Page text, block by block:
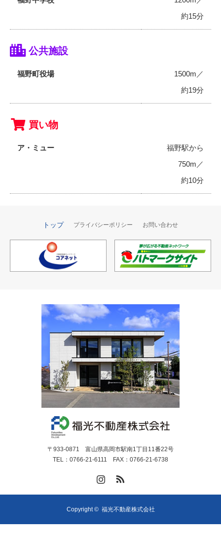
約15分
公共施設
福野町役場
1500m／
約19分
買い物
ア・ミュー
福野駅から
750m／
約10分
トップ プライバシーポリシー お問い合わせ
〒‎933-0871 富山県高岡市駅南1丁目11番22号
TEL：0766-21-6111 FAX：0766-21-6738
Copyright © 福光不動産株式会社